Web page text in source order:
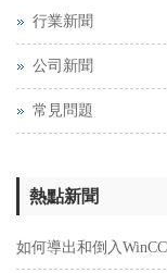
行業新聞
公司新聞
常見問題
熱點新聞
如何導出和倒入